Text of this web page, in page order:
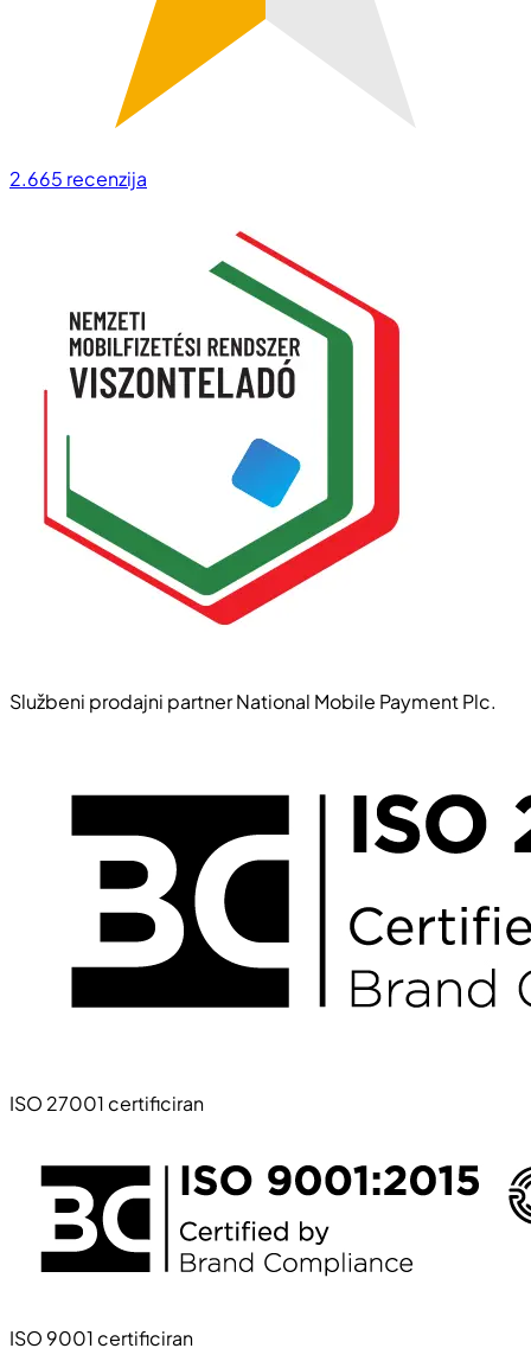
2.665 recenzija
Službeni prodajni partner National Mobile Payment Plc.
ISO 27001 certificiran
ISO 9001 certificiran